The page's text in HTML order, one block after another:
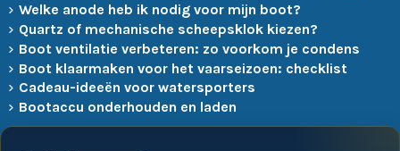
Welke anode heb ik nodig voor mijn boot?
Quartz of mechanische scheepsklok kiezen?
Boot ventilatie verbeteren: zo voorkom je condens
Boot klaarmaken voor het vaarseizoen: checklist
Cadeau-ideeën voor watersporters
Bootaccu onderhouden en laden